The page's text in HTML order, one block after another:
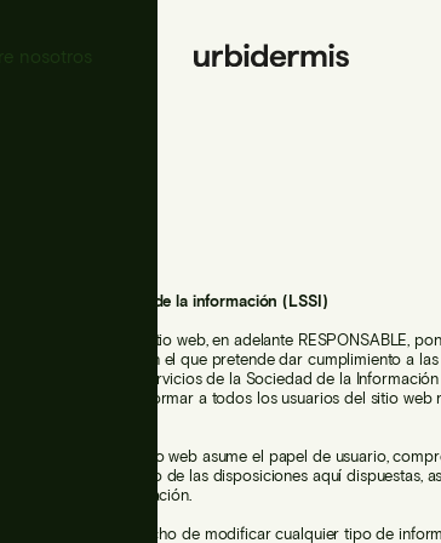
nosotros
de la sociedad de la información (LSSI)
S.L., responsable del sitio web, en adelante RESPONSABLE,
documento, con el que pretende dar cumplimiento a
de 11 de julio, de Servicios de la Sociedad de la
N º 166, así como informar a todos los usuarios del sitio
que acceda a este sitio web asume el papel de usuario,
cumplimiento riguroso de las disposiciones aquí dispuestas,
que fuera de aplicación.
S.L. se reserva el derecho de modificar cualquier tipo de